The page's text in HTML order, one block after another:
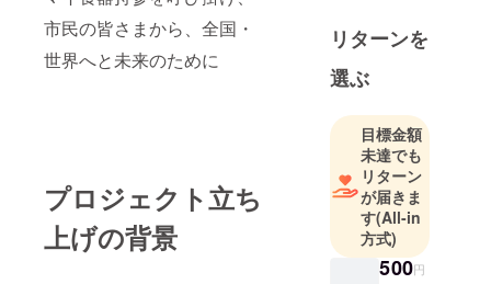
市民の皆さまから、全国・
世界へと未来のために
プロジェクト立ち
上げの背景
リターンを
選ぶ
目標金額
未達でも
リターン
が届きま
す(All-in
方式)
500円